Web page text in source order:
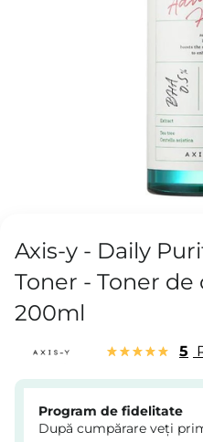
Axis-y - Daily
Toner - Toner
200ml
5
Program de fidelitate
După cumpărare veți